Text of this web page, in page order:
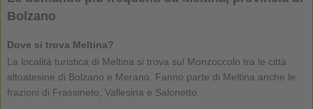
Bolzano
Dove si trova Meltina?
La località turistica di Meltina si trova sul Monzoccolo tra le città
altoatesine di Bolzano e Merano. Fanno parte di Meltina anche le
frazioni di Frassineto, Vallesina e Salonetto.